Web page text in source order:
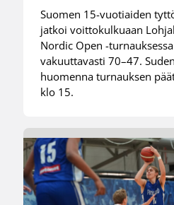
Suomen 15-vuotiaiden
jatkoi voittokulkuaan
Nordic Open -
vakuuttavasti 70–47.
huomenna turnauksen
klo 15.